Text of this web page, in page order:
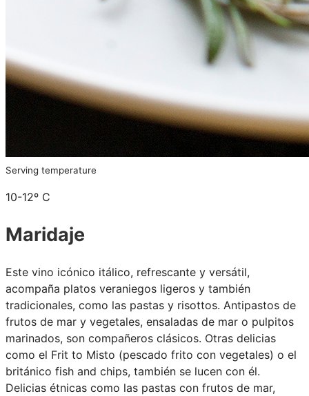
Serving temperature
10-12º C
Maridaje
Este vino icónico itálico, refrescante y versátil,
acompaña platos veraniegos ligeros y también
tradicionales, como las pastas y risottos. Antipastos de
frutos de mar y vegetales, ensaladas de mar o pulpitos
marinados, son compañeros clásicos. Otras delicias
como el Frit to Misto (pescado frito con vegetales) o el
británico fish and chips, también se lucen con él.
Delicias étnicas como las pastas con frutos de mar,